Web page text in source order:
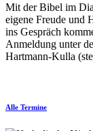
Mit der Bibel im
eigene Freude und
ins Gespräch
Anmeldung unter
Hartmann-Kulla
Alle Termine